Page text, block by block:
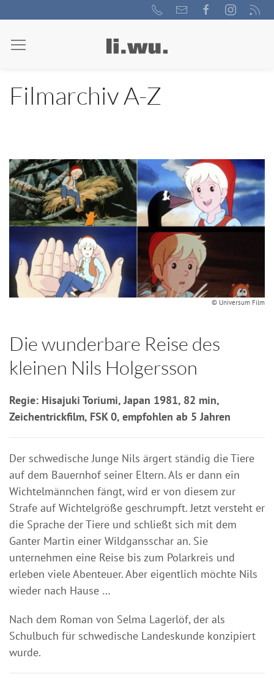
Filmarchiv A-Z
© Universum Film
Die wunderbare Reise des
kleinen Nils Holgersson
Regie: Hisajuki Toriumi, Japan 1981, 82 min,
Zeichentrickfilm, FSK 0, empfohlen ab 5 Jahren
Der schwedische Junge Nils ärgert ständig die Tiere
auf dem Bauernhof seiner Eltern. Als er dann ein
Wichtelmännchen fängt, wird er von diesem zur
Strafe auf Wichtelgröße geschrumpft. Jetzt versteht er
die Sprache der Tiere und schließt sich mit dem
Ganter Martin einer Wildgansschar an. Sie
unternehmen eine Reise bis zum Polarkreis und
erleben viele Abenteuer. Aber eigentlich möchte Nils
wieder nach Hause …
Nach dem Roman von Selma Lagerlöf, der als
Schulbuch für schwedische Landeskunde konzipiert
wurde.